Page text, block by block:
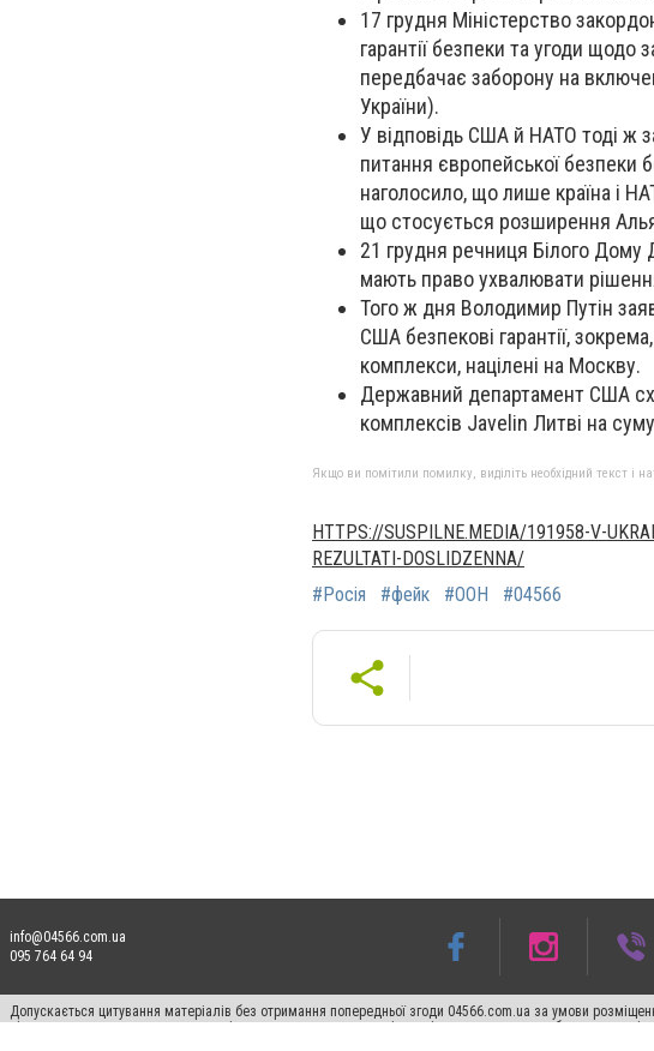
17 грудня Міністерство
гарантії безпеки та угоди
передбачає заборону на
України).
У відповідь США й НАТО тоді ж
питання європейської безпеки
наголосило, що лише країна і
що стосується розширення
21 грудня речниця Білого
мають право ухвалювати
Того ж дня Володимир Путін
США безпекові гарантії,
комплекси, націлені на Москву.
Державний департамент США
комплексів Javelin Литві на
Якщо ви помітили помилку, виділіть необхідний текст і
HTTPS://SUSPILNE.MEDIA/191958-V-
REZULTATI-DOSLIDZENNA/
#Росія
#фейк #ООН #04566
info@04566.com.ua
095 764 64 94
Допускається цитування матеріалів без отримання попередньої згоди 04566.com.ua за умови
відкритого для пошукових систем гіперпосилання на цитовані статті не нижче другого абзацу в